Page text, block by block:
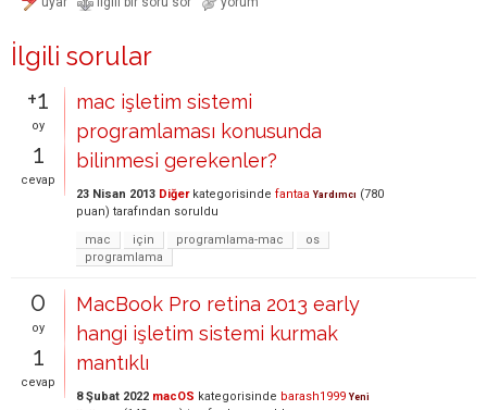
İlgili sorular
+1
oy
1
cevap
mac işletim sistemi
programlaması konusunda
bilinmesi gerekenler?
23 Nisan 2013 Diğerkategorisinde fantaa Yardımcı (780
puan) tarafından soruldu
mac
için programlama-mac
os
programlama
0
oy
1
cevap
MacBook Pro retina 2013 early
hangi işletim sistemi kurmak
mantıklı
8 Şubat 2022 macOS kategorisinde barash1999 Yeni